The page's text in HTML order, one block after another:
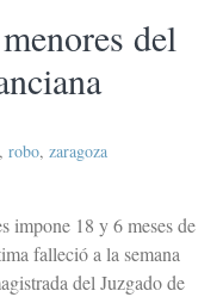
del
, robo, zaragoza
18 y 6 meses de
falleció a la semana
del Juzgado de